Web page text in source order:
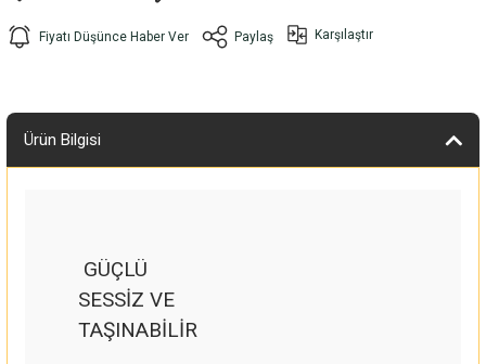
Fiyatı Düşünce Haber Ver Paylaş Karşılaştır
Ürün Bilgisi
GÜÇLÜ
SESSİZ VE
TAŞINABİLİR